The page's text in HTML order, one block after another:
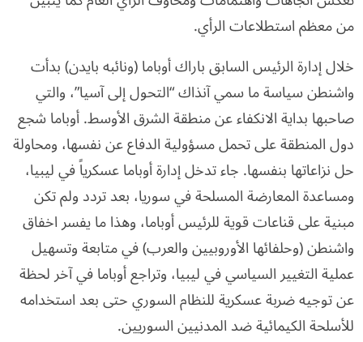
من معظم استطلاعات الرأي.
خلال إدارة الرئيس السابق باراك أوباما (ونائبه بايدن) بدأت
واشنطن سياسة ما سمي آنذاك “التحول إلى آسيا”، والتي
صاحبها بداية الانكفاء عن منطقة الشرق الأوسط. أوباما شجع
دول المنطقة على تحمل مسؤولية الدفاع عن نفسها، ومحاولة
حل نزاعاتها بنفسها. جاء تدخل إدارة أوباما عسكرياً في ليبيا،
ومساعدة المعارضة المسلحة في سوريا، بعد تردد ولم تكن
مبنية على قناعات قوية للرئيس أوباما، وهذا ما يفسر اخفاق
واشنطن (وحلفائها الأوروبيين والعرب) في متابعة وتسهيل
عملية التغيير السياسي في ليبيا، وتراجع أوباما في آخر لحظة
عن توجيه ضربة عسكرية للنظام السوري حتى بعد استخدامه
للأسلحة الكيمائية ضد المدنيين السوريين.